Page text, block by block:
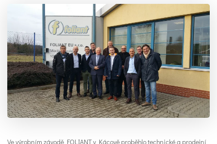
Ve výrobním závodě FOLIANT v Kácově proběhlo technické a prodejní